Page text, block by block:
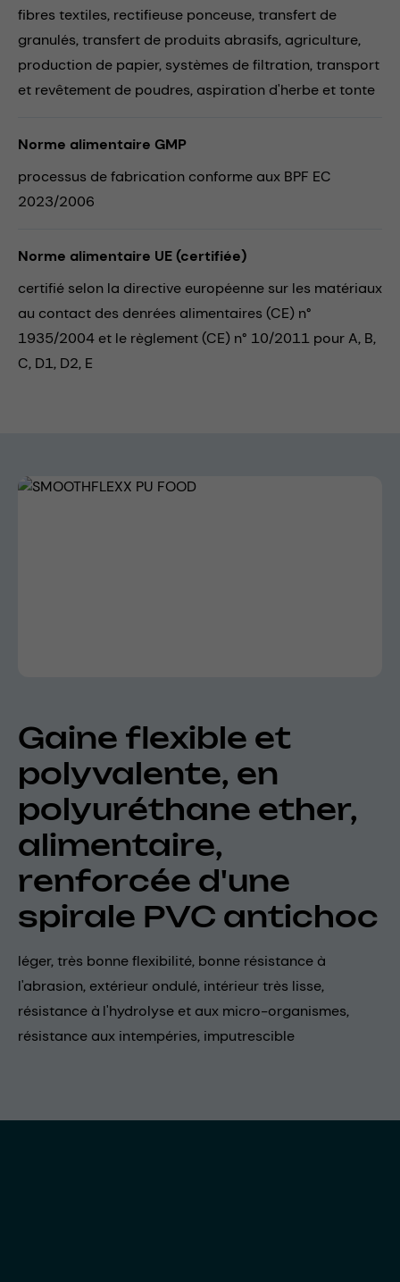
fibres textiles, rectifieuse ponceuse,transfert de
granulés,transfert de produits abrasifs, agriculture,
production de papier, systèmes de filtration,transport
et revêtement de poudres, aspiration d'herbe et tonte
Norme alimentaire GMP
processus de fabrication conforme aux BPF EC
2023/2006
Norme alimentaire UE (certifiée)
certifié selon la directive européenne sur les matériaux
au contact des denrées alimentaires (CE) n°
1935/2004 et le règlement (CE) n° 10/2011 pour A, B,
C, D1, D2, E
Skip image gallery
Gaine flexible et
polyvalente, en
polyuréthane ether,
alimentaire,
renforcée d'une
spirale PVC antichoc
léger, très bonne flexibilité, bonne résistance à
l'abrasion, extérieur ondulé, intérieur très lisse,
résistance à l'hydrolyse et aux micro-organismes,
résistance aux intempéries, imputrescible